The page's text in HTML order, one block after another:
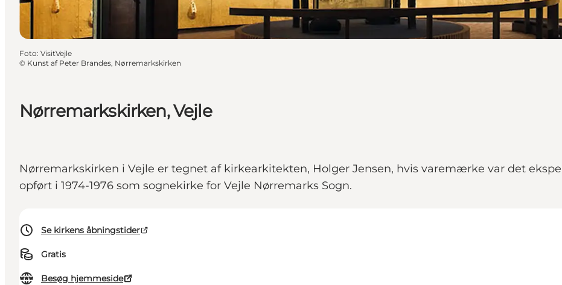
Nørremarkskirken, Vejle
Nørremarkskirken i Vejle er tegnet af kirkearkitekten, Holger Jensen, hvis varemærke var det
opført i 1974-1976 som sognekirke for Vejle Nørremarks Sogn.
Se kirkens åbningstider
Gratis
Besøg hjemmeside
Foto: VisitVejle
© Kunst af Peter Brandes, Nørremarkskirken